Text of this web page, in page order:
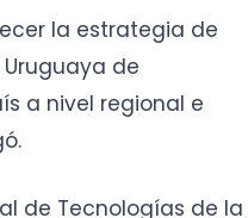
la estrategia de
de
a nivel regional e
de Tecnologías de la